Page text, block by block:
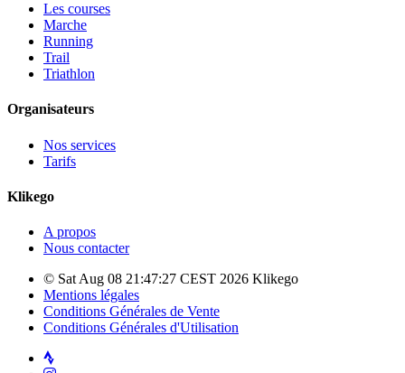
Les courses
Marche
Running
Trail
Triathlon
Organisateurs
Nos services
Tarifs
Klikego
A propos
Nous contacter
© Sat Aug 08 21:47:27 CEST 2026 Klikego
Mentions légales
Conditions Générales de Vente
Conditions Générales d'Utilisation
Strava